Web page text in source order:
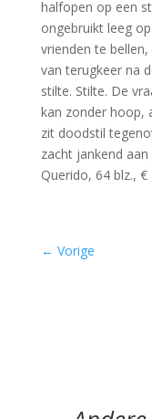
halfopen op een
ongebruikt leeg
vrienden te
van terugkeer na
stilte. Stilte. De
kan zonder hoop,
zit doodstil
zacht jankend
Querido, 64 blz.,
← Vorige